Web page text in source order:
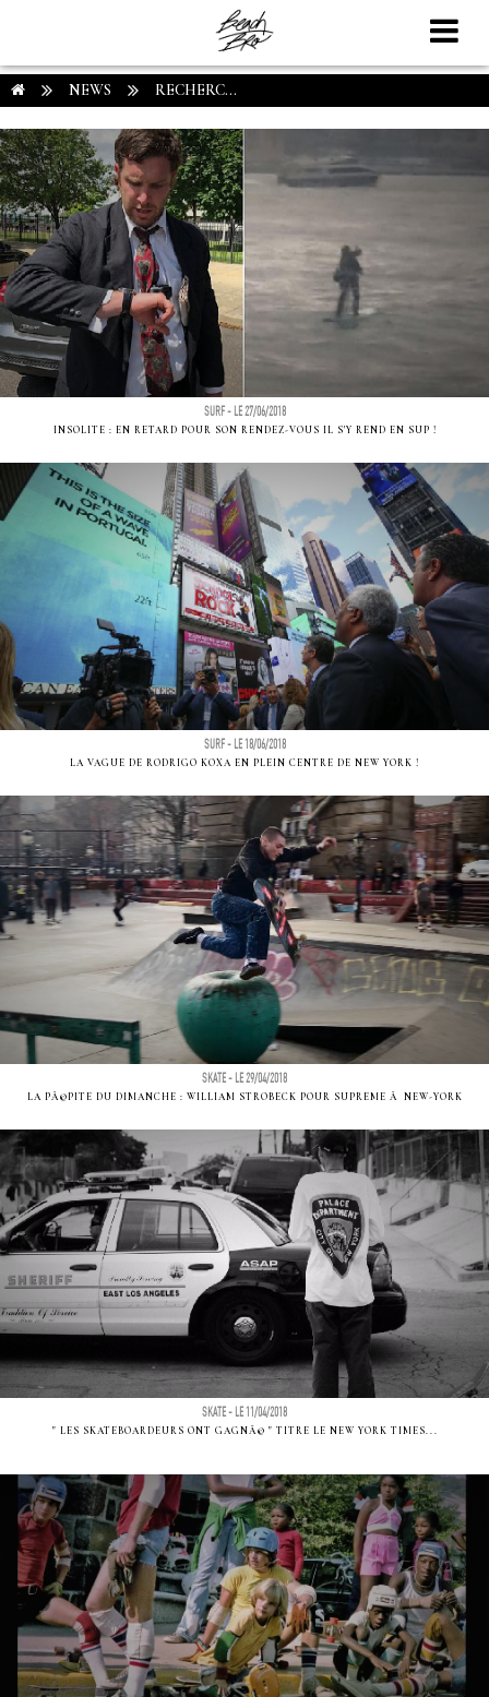
NEWS RECHERC...
SURF - LE 27/06/2018
INSOLITE : EN RETARD POUR SON RENDEZ-VOUS IL S'Y REND EN SUP !
SURF - LE 18/06/2018
LA VAGUE DE RODRIGO KOXA EN PLEIN CENTRE DE NEW YORK !
SKATE - LE 29/04/2018
LA PÃ©PITE DU DIMANCHE : WILLIAM STROBECK POUR SUPREME Ã NEW-YORK
SKATE - LE 11/04/2018
" LES SKATEBOARDEURS ONT GAGNÃ© " TITRE LE NEW YORK TIMES...